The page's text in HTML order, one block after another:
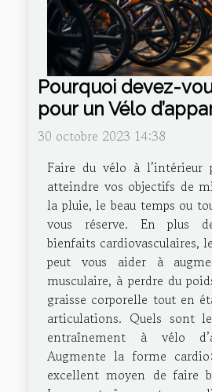
Pourquoi devez-
pour un Vélo
30 octobre 2023 14:38
Faire du vélo à l’intérieur
atteindre vos objectifs de
la pluie, le beau temps ou
vous réserve. En plus
bienfaits cardiovasculaires,
peut vous aider à
musculaire, à perdre du
graisse corporelle tout en
articulations. Quels sont
entraînement à vélo
Augmente la forme
excellent moyen de faire